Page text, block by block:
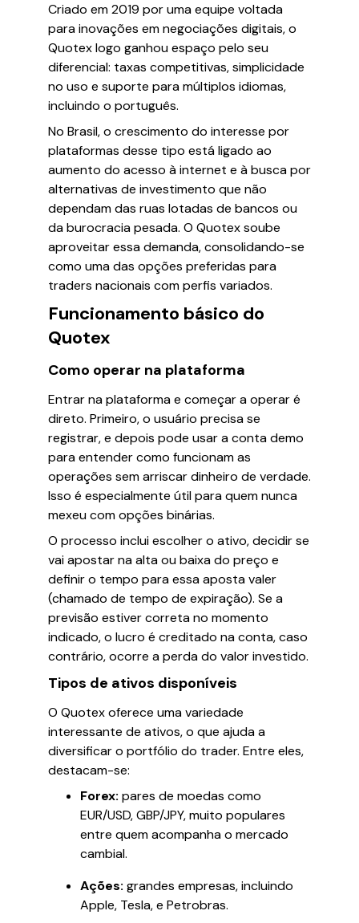
Criado em 2019 por uma equipe voltada
para inovações em negociações digitais, o
Quotex logo ganhou espaço pelo seu
diferencial: taxas competitivas, simplicidade
no uso e suporte para múltiplos idiomas,
incluindo o português.
No Brasil, o crescimento do interesse por
plataformas desse tipo está ligado ao
aumento do acesso à internet e à busca por
alternativas de investimento que não
dependam das ruas lotadas de bancos ou
da burocracia pesada. O Quotex soube
aproveitar essa demanda, consolidando-se
como uma das opções preferidas para
traders nacionais com perfis variados.
Funcionamento básico do
Quotex
Como operar na plataforma
Entrar na plataforma e começar a operar é
direto. Primeiro, o usuário precisa se
registrar, e depois pode usar a conta demo
para entender como funcionam as
operações sem arriscar dinheiro de verdade.
Isso é especialmente útil para quem nunca
mexeu com opções binárias.
O processo inclui escolher o ativo, decidir se
vai apostar na alta ou baixa do preço e
definir o tempo para essa aposta valer
(chamado de tempo de expiração). Se a
previsão estiver correta no momento
indicado, o lucro é creditado na conta, caso
contrário, ocorre a perda do valor investido.
Tipos de ativos disponíveis
O Quotex oferece uma variedade
interessante de ativos, o que ajuda a
diversificar o portfólio do trader. Entre eles,
destacam-se:
Forex: pares de moedas como
EUR/USD, GBP/JPY, muito populares
entre quem acompanha o mercado
cambial.
Ações: grandes empresas, incluindo
Apple, Tesla, e Petrobras.